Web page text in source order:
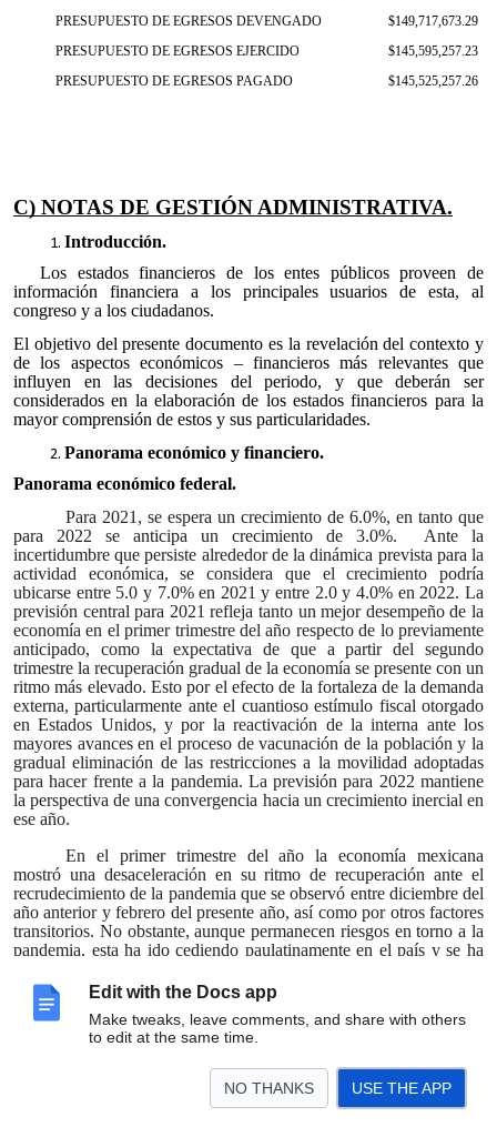
Edit with the Docs app
Make tweaks, leave comments, and share with others
to edit at the same time.
NO THANKS USE THE APP
PRESUPUESTO DE EGRESOS DEVENGADO
$149,717,673.29
PRESUPUESTO DE EGRESOS EJERCIDO
$145,595,257.23
PRESUPUESTO DE EGRESOS PAGADO
$145,525,257.26
C) NOTAS DE GESTIÓN ADMINISTRATIVA.
Introducción.
Los estados financieros de los entes públicos proveen de
información financiera a los principales usuarios de esta, al
congreso y a los ciudadanos.
El objetivo del presente documento es la revelación del contexto y
de los aspectos económicos – financieros más relevantes que
influyen en las decisiones del periodo, y que deberán ser
considerados en la elaboración de los estados financieros para la
mayor comprensión de estos y sus particularidades.
Panorama económico y financiero.
Panorama económico federal.
Para 2021, se espera un crecimiento de 6.0%, en tanto que
para 2022 se anticipa un crecimiento de 3.0%. Ante la
incertidumbre que persiste alrededor de la dinámica prevista para la
actividad económica, se considera que el crecimiento podría
ubicarse entre 5.0 y 7.0% en 2021 y entre 2.0 y 4.0% en 2022. La
previsión central para 2021 refleja tanto un mejor desempeño de la
economía en el primer trimestre del año respecto de lo previamente
anticipado, como la expectativa de que a partir del segundo
trimestre la recuperación gradual de la economía se presente con un
ritmo más elevado. Esto por el efecto de la fortaleza de la demanda
externa, particularmente ante el cuantioso estímulo fiscal otorgado
en Estados Unidos, y por la reactivación de la interna ante los
mayores avances en el proceso de vacunación de la población y la
gradual eliminación de las restricciones a la movilidad adoptadas
para hacer frente a la pandemia. La previsión para 2022 mantiene
la perspectiva de una convergencia hacia un crecimiento inercial en
ese año.
En el primer trimestre del año la economía mexicana
mostró una desaceleración en su ritmo de recuperación ante el
recrudecimiento de la pandemia que se observó entre diciembre del
año anterior y febrero del presente año, así como por otros factores
transitorios. No obstante, aunque permanecen riesgos en torno a la
pandemia, esta ha ido cediendo paulatinamente en el país y se ha
flexibilización de las restricciones implementadas ante la
emergencia de salud. Lo anterior, junto con el anuncio de
cuantiosos estímulos fiscales en Estados Unidos, sugiere que la
recuperación de la economía del país se acelerará en los próximos
trimestres. Sin embargo, se siguen enfrentando desafíos para lograr
una reactivación más expedita, duradera y generalizada de la
demanda interna y del mercado laboral. Lo anterior se da en un